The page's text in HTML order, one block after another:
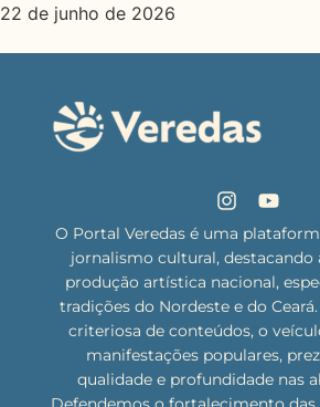
22 de junho de 2026
O Portal Veredas é uma
jornalismo cultural, destacando
produção artística nacional,
tradições do Nordeste e do
criteriosa de conteúdos, o
manifestações populares,
qualidade e profundidade nas